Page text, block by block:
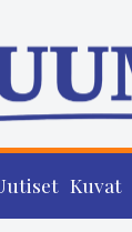
Kuvat